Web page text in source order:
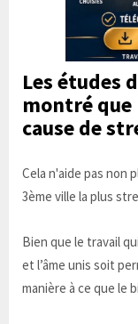
Les études
montré
cause de
Cela n'aide pas non
3ème ville la plus
Bien que le travail
et l’âme unis soit
manière à ce que le